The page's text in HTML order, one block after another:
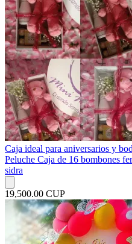
Caja ideal para aniversarios y
Peluche Caja de 16 bombones
sidra
19,500.00 CUP